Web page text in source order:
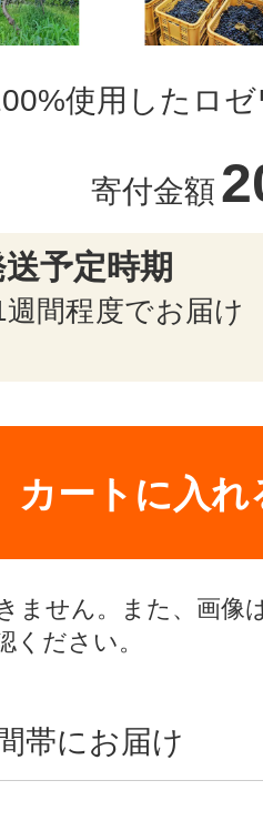
使用したロ
寄付金額
予定時期
間程度でお届け
カートに入れ
ません。また、画像
ください。
帯にお届け